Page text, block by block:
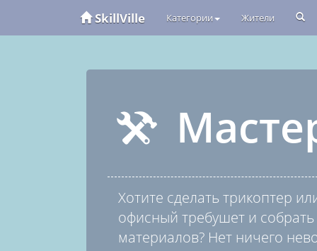
SkillVille Категории Жители
Хотите сделать трикоптер
офисный требушет и
материалов? Нет ничего